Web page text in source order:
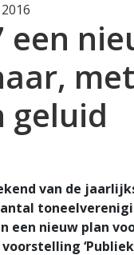
een
geluid
van de
een nieuw plan